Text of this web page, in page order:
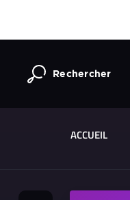
Rechercher
ACCUEIL